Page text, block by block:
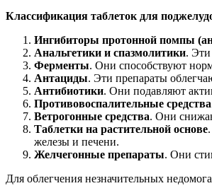
Классификация таблеток для
Ингибиторы протонной помпы
Анальгетики и спазмолитики. Эти
Ферменты. Они способствуют
Антациды. Эти препараты
Антибиотики. Они подавляют
Противовоспалительные средства
Ветрогонные средства. Они
Таблетки на растительной основе
железы и печени.
Желчегонные препараты. Они
Для облегчения незначительных